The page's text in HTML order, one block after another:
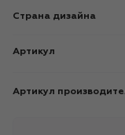
Страна дизайна
Артикул
Артикул